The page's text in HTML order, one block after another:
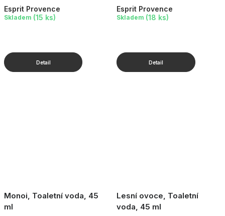
Esprit Provence
Skladem (15 ks)
Esprit Provence
Skladem (18 ks)
Monoi, Toaletní voda, 45
ml
Lesní ovoce, Toaletní
voda, 45 ml